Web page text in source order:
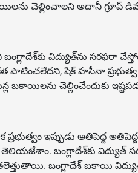
చెల్లించాలని అదానీ గ్రూప్
బంగ్లాదేశ్‌కు విద్యుత్‌ను
పాటించలేదని, షేక్ హసీనా
చెల్లించేందుకు
ఇప్పుడు అతిపెద్ద
తెలియజేశాం. బంగ్లాదేశ్‌కు
బంగ్లాదేశ్ బకాయి విద్యుత్